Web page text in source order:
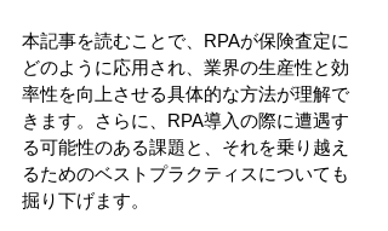
本記事を読むことで、RPAが保険査定に
どのように応用され、業界の生産性と効
率性を向上させる具体的な方法が理解で
きます。さらに、RPA導入の際に遭遇す
る可能性のある課題と、それを乗り越え
るためのベストプラクティスについても
掘り下げます。